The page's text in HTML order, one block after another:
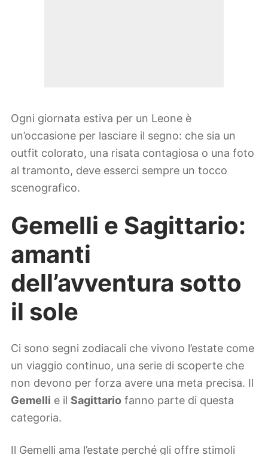
Ogni giornata estiva per un Leone è
un’occasione per lasciare il segno: che sia un
outfit colorato, una risata contagiosa o una foto
al tramonto, deve esserci sempre un tocco
scenografico.
Gemelli e Sagittario:
amanti
dell’avventura sotto
il sole
Ci sono segni zodiacali che vivono l’estate come
un viaggio continuo, una serie di scoperte che
non devono per forza avere una meta precisa. Il
Gemelli e il Sagittario fanno parte di questa
categoria.
Il Gemelli ama l’estate perché gli offre stimoli